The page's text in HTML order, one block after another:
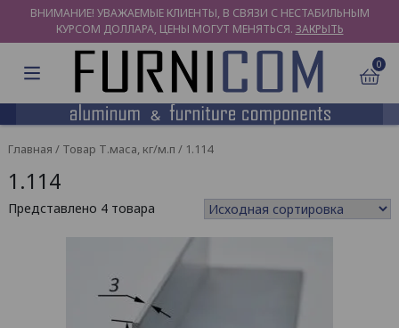
ВНИМАНИЕ! УВАЖАЕМЫЕ КЛИЕНТЫ, В СВЯЗИ С НЕСТАБИЛЬНЫМ
КУРСОМ ДОЛЛАРА, ЦЕНЫ МОГУТ МЕНЯТЬСЯ. ЗАКРЫТЬ
0
Главная / Товар Т.маса, кг/м.п / 1.114
1.114
Представлено 4 товара